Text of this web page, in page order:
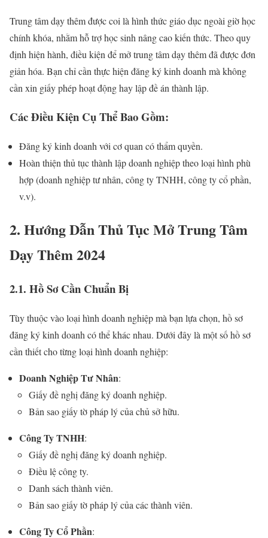
Trung tâm dạy thêm được coi là hình thức giáo dục ngoài giờ học
chính khóa, nhằm hỗ trợ học sinh nâng cao kiến thức. Theo quy
định hiện hành, điều kiện để mở trung tâm dạy thêm đã được đơn
giản hóa. Bạn chỉ cần thực hiện đăng ký kinh doanh mà không
cần xin giấy phép hoạt động hay lập đề án thành lập.
Các Điều Kiện Cụ Thể Bao Gồm:
Đăng ký kinh doanh với cơ quan có thẩm quyền.
Hoàn thiện thủ tục thành lập doanh nghiệp theo loại hình phù
hợp (doanh nghiệp tư nhân, công ty TNHH, công ty cổ phần,
v.v).
2. Hướng Dẫn Thủ Tục Mở Trung Tâm
Dạy Thêm 2024
2.1. Hồ Sơ Cần Chuẩn Bị
Tùy thuộc vào loại hình doanh nghiệp mà bạn lựa chọn, hồ sơ
đăng ký kinh doanh có thể khác nhau. Dưới đây là một số hồ sơ
cần thiết cho từng loại hình doanh nghiệp:
Doanh Nghiệp Tư Nhân:
Giấy đề nghị đăng ký doanh nghiệp.
Bản sao giấy tờ pháp lý của chủ sở hữu.
Công Ty TNHH:
Giấy đề nghị đăng ký doanh nghiệp.
Điều lệ công ty.
Danh sách thành viên.
Bản sao giấy tờ pháp lý của các thành viên.
Công Ty Cổ Phần: